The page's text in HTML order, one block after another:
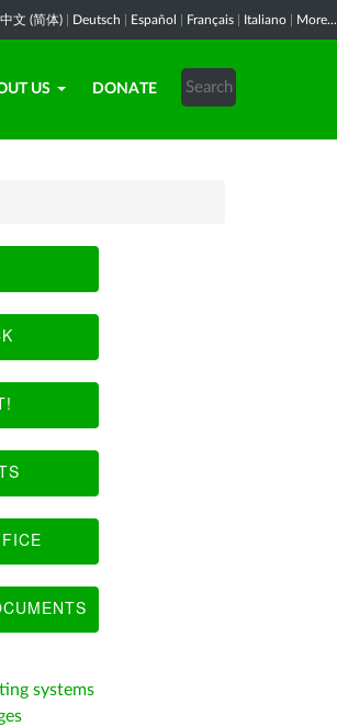
中文 (简体) Deutsch Español Français Italiano More...
US DONATE
systems